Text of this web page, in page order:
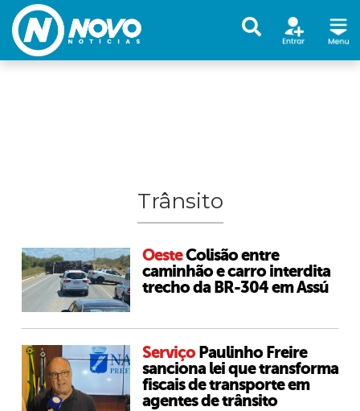
Trânsito
OesteColisão entre
caminhão e carro interdita
trecho da BR-304 em Assú
Serviço Paulinho Freire
sanciona lei que transforma
fiscais de transporte em
agentes de trânsito